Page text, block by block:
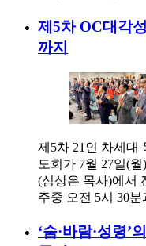
제5차 OC대각
까지
제5차 21인 차세대
도회가 7월 27일(
(심상은 목사)에서
주중 오전 5시 30
‘숨·바람·성령